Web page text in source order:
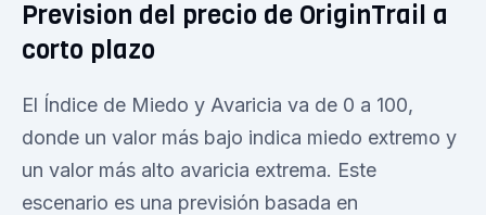
Prevision del precio de OriginTrail a
corto plazo
El Índice de Miedo y Avaricia va de 0 a 100,
donde un valor más bajo indica miedo extremo y
un valor más alto avaricia extrema. Este
escenario es una previsión basada en